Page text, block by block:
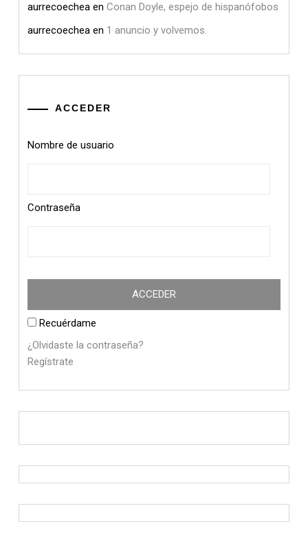
aurrecoechea en Conan Doyle, espejo de hispanófobos
aurrecoechea en 1 anuncio y volvemos.
ACCEDER
Nombre de usuario
Contraseña
Recuérdame
¿Olvidaste la contraseña?
Regístrate